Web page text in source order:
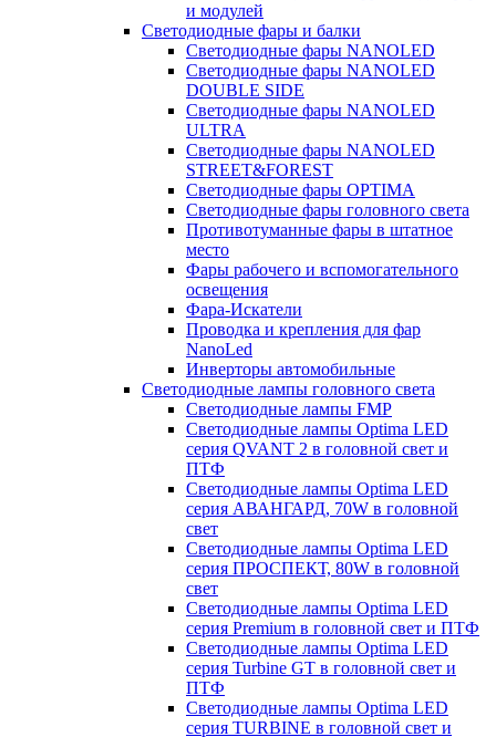
и модулей
Светодиодные фары и балки
Светодиодные фары NANOLED
Светодиодные фары NANOLED
DOUBLE SIDE
Светодиодные фары NANOLED
ULTRA
Светодиодные фары NANOLED
STREET&FOREST
Светодиодные фары OPTIMA
Светодиодные фары головного света
Противотуманные фары в штатное
место
Фары рабочего и вспомогательного
освещения
Фара-Искатели
Проводка и крепления для фар
NanoLed
Инверторы автомобильные
Светодиодные лампы головного света
Светодиодные лампы FMP
Светодиодные лампы Optima LED
серия QVANT 2 в головной свет и
ПТФ
Светодиодные лампы Optima LED
серия АВАНГАРД, 70W в головной
свет
Светодиодные лампы Optima LED
серия ПРОСПЕКТ, 80W в головной
свет
Светодиодные лампы Optima LED
серия Premium в головной свет и ПТФ
Светодиодные лампы Optima LED
серия Turbine GT в головной свет и
ПТФ
Светодиодные лампы Optima LED
серия TURBINE в головной свет и